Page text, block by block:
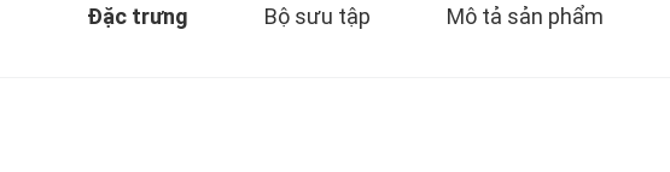
Đặc trưng Bộ sưu tập Mô tả sản phẩm